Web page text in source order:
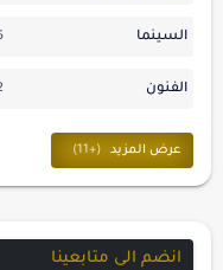
السينما
الفنون
المسرح
انضم الى متابعينا